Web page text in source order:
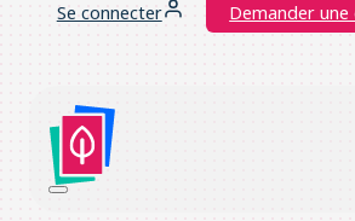
Se connecter Demander une